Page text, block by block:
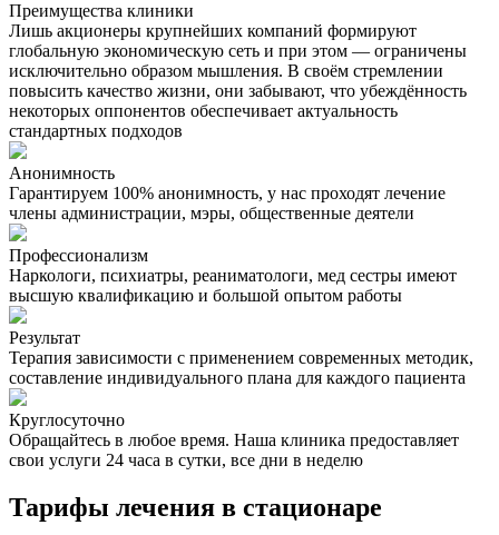
Преимущества клиники
Лишь акционеры крупнейших компаний формируют
глобальную экономическую сеть и при этом — ограничены
исключительно образом мышления. В своём стремлении
повысить качество жизни, они забывают, что убеждённость
некоторых оппонентов обеспечивает актуальность
стандартных подходов
Анонимность
Гарантируем 100% анонимность, у нас проходят лечение
члены администрации, мэры, общественные деятели
Профессионализм
Наркологи, психиатры, реаниматологи, мед сестры имеют
высшую квалификацию и большой опытом работы
Результат
Терапия зависимости с применением современных методик,
составление индивидуального плана для каждого пациента
Круглосуточно
Обращайтесь в любое время. Наша клиника предоставляет
свои услуги 24 часа в сутки, все дни в неделю
Тарифы лечения в стационаре